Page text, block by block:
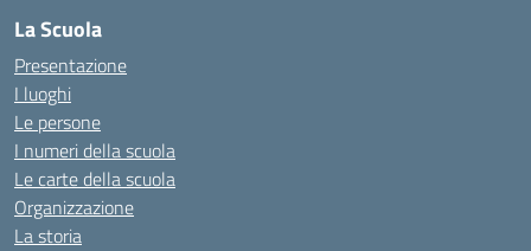
La Scuola
Presentazione
I luoghi
Le persone
I numeri della scuola
Le carte della scuola
Organizzazione
La storia